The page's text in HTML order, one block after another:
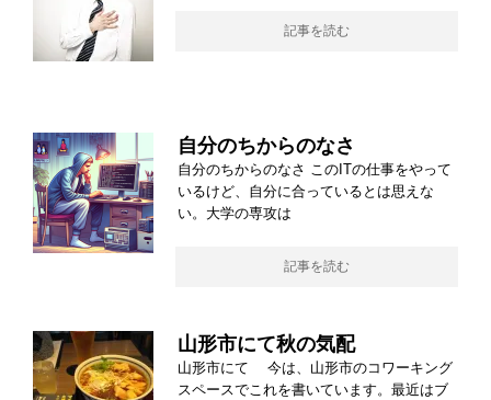
記事を読む
自分のちからのなさ
自分のちからのなさ このITの仕事をやって
いるけど、自分に合っているとは思えな
い。大学の専攻は
記事を読む
山形市にて秋の気配
山形市にて 今は、山形市のコワーキング
スペースでこれを書いています。最近はブ